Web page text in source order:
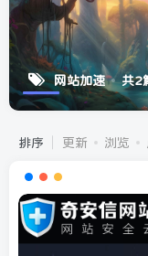
网站加速 共2
排序 更新 浏览